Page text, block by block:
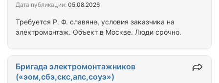
Требуется Р. Ф. славяне, условия заказчика на
электромонтаж. Объект в Москве. Люди срочно.
Дата публикации: 05.08.2026
Бригада электромонтажников
(«эом,сбэ,скс,апс,соуэ»)